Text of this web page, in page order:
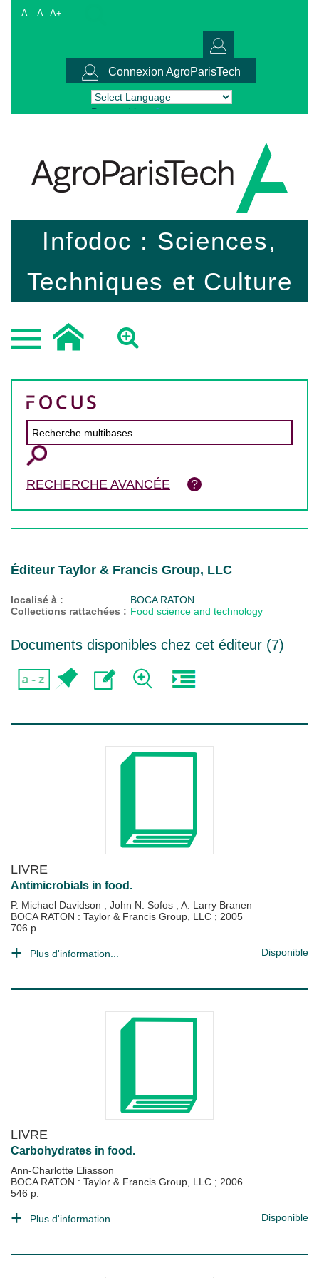
A- A A+
Connexion AgroParisTech
Powered by Translate
Infodoc : Sciences,
Techniques et Culture
RECHERCHE AVANCÉE
Éditeur Taylor & Francis Group, LLC
localisé à :
BOCA RATON
Collections rattachées : Food science and technology
Documents disponibles chez cet éditeur (7)
LIVRE
Antimicrobials in food.
P. Michael Davidson ; John N. Sofos ; A. Larry Branen
BOCA RATON : Taylor & Francis Group, LLC ; 2005
706 p.
Plus d'information... Disponible
LIVRE
Carbohydrates in food.
Ann-Charlotte Eliasson
BOCA RATON : Taylor & Francis Group, LLC ; 2006
546 p.
Plus d'information... Disponible